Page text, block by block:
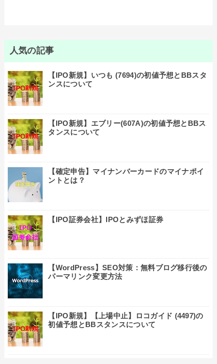
人気の記事
【IPO新規】いつも (7694)の初値予想とBBスタ
ンスについて
【IPO新規】エブリー(607A)の初値予想とBBス
タンスについて
【確定申告】マイナンバーカードのマイナポイ
ントとは？
【IPO証券会社】IPOとみずほ証券
【WordPress】SEO対策：無料ブログ移行後の
パーマリンク変更方法
【IPO新規】【上場中止】ロコガイド (4497)の
初値予想とBBスタンスについて